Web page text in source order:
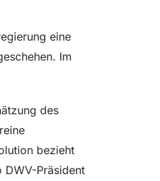
eine
Im
des
bezieht
DWV-Präsident